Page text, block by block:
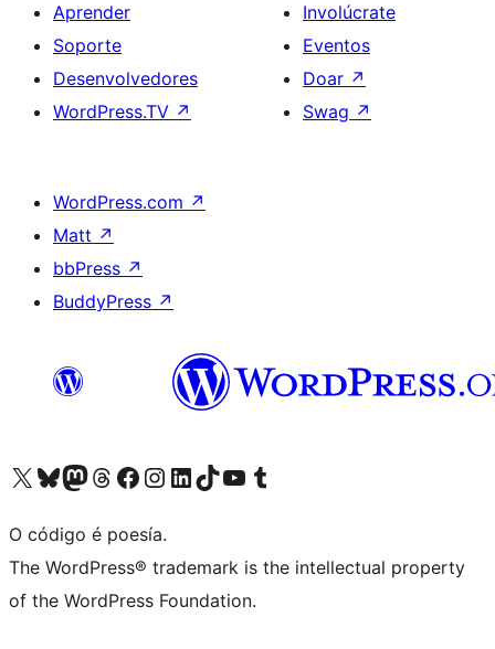
Aprender
Soporte
Desenvolvedores
WordPress.TV ↗
Involúcrate
Eventos
Doar ↗
Swag ↗
WordPress.com ↗
Matt ↗
bbPress ↗
BuddyPress ↗
Visita la cuenta de X (anteriormente Twitter)
Visita a nosa conta de Bluesky
Visita a nosa conta de Mastodon
Visita a nosa conta de Threads
Visita a nosa páxina de Facebook
Visita a nosa conta de Instagram
Visita a nosa conta de LinkedIn
Visita a nosa conta de TikTok
Visita a nosa canle de YouTube
Visita a nosa conta de Tumblr
O código é poesía.
The WordPress® trademark is the intellectual property
of the WordPress Foundation.